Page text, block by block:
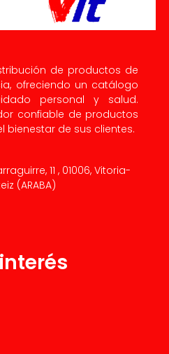
de productos de
ofreciendo un catálogo
personal y salud.
confiable de productos
bienestar de sus clientes.
11 , 01006, Vitoria-
(ARABA)